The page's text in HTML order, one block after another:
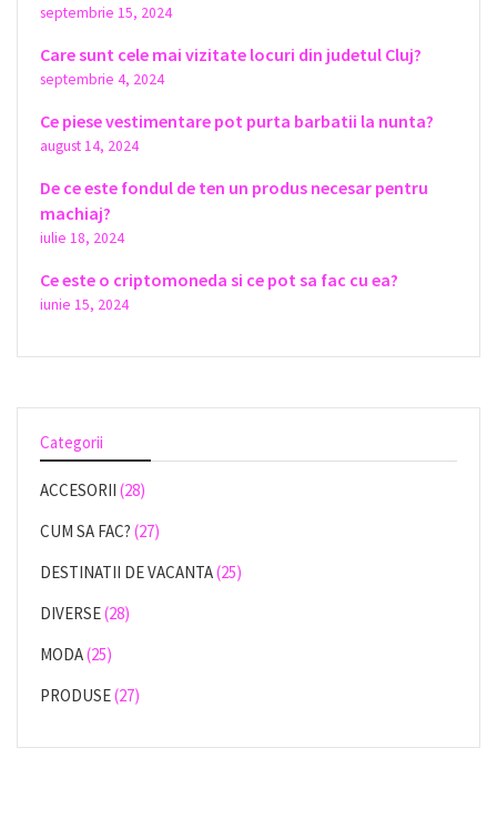
septembrie 15, 2024
Care sunt cele mai vizitate locuri din judetul Cluj?
septembrie 4, 2024
Ce piese vestimentare pot purta barbatii la nunta?
august 14, 2024
De ce este fondul de ten un produs necesar pentru
machiaj?
iulie 18, 2024
Ce este o criptomoneda si ce pot sa fac cu ea?
iunie 15, 2024
Categorii
ACCESORII (28)
CUM SA FAC? (27)
DESTINATII DE VACANTA(25)
DIVERSE(28)
MODA(25)
PRODUSE(27)